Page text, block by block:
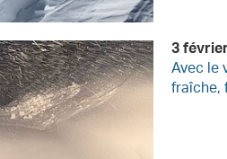
3
Avec le
fraîche,